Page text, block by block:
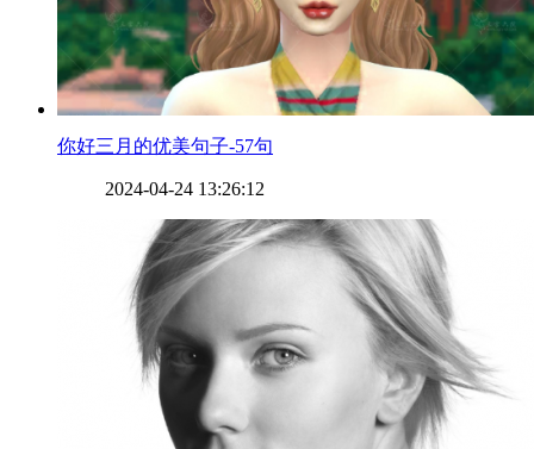
​你好三月的优美句子-57句
2024-04-24 13:26:12